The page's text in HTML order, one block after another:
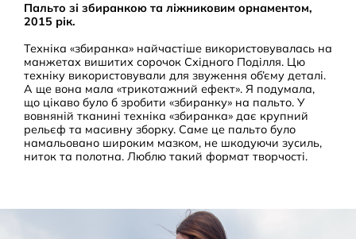
Пальто зі збиранкою та ліжниковим орнаментом,
2015 рік.
Техніка «збиранка» найчастіше використовувалась на
манжетах вишитих сорочок Східного Поділля. Цю
техніку використовували для звуження об’єму деталі.
А ще вона мала «трикотажний ефект». Я подумала,
що цікаво було б зробити «збиранку» на пальто. У
вовняній тканині техніка «збиранка» дає крупний
рельєф та масивну зборку. Саме це пальто було
намальовано широким мазком, не шкодуючи зусиль,
ниток та полотна. Люблю такий формат творчості.